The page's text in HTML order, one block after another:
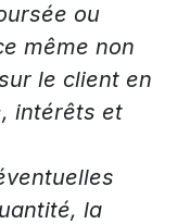
ou
même non
le client en
intérêts et
la